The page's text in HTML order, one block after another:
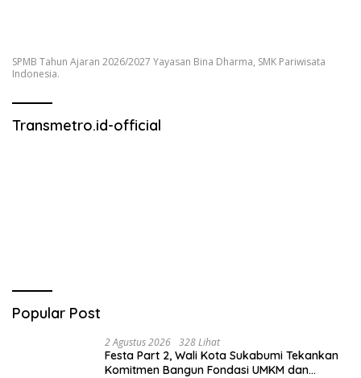
SPMB Tahun Ajaran 2026/2027 Yayasan Bina Dharma, SMK Pariwisata
Indonesia.
Transmetro.id-official
Popular Post
2 Agustus 2026 328 Lihat
Festa Part 2, Wali Kota Sukabumi Tekankan
Komitmen Bangun Fondasi UMKM dan